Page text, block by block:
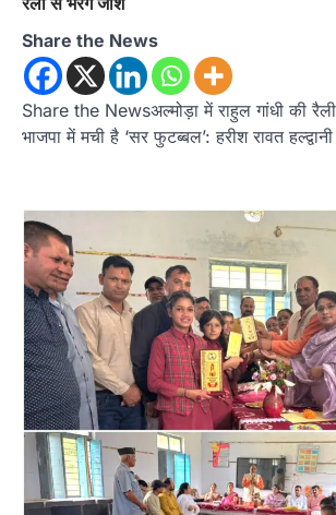
Share the News
Share the Newsअल्मोड़ा में राहुल गांधी की रैली
भाजपा में मची है ‘सर फुटब्बल’: हरीश रावत
2
3
अल्मोड़ा उत्तराखण्ड
इंटर-एपीएस सेंट्रल कमांड
याग्यिका कुंद्रा ने लहराया
में हासिल किया प्रथम स्थान
4
उत्तराखण्ड कुमाऊं ख़बरें
हल्द्वानी में खड़गे का
संविधान और भ्रष्टाचार तक
Admin August 8,
हल्द्वानी में आयोजित विजय
हुए कांग्रेस के राष्ट्रीय अध्यक्ष
ख़बर
हल्द्वानी : जिया रानी की
अतिक्रमण को लेकर
निकाली ‘पहाड़ी